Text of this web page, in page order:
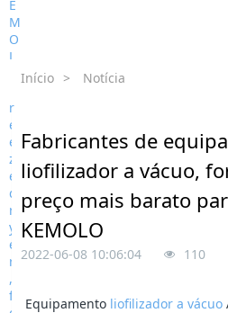
Início > Notícia
Fabricantes de
liofilizador a vácuo,
preço mais barato
KEMOLO
2022-06-08 10:06:04 110
Equipamento liofilizador a vácuo